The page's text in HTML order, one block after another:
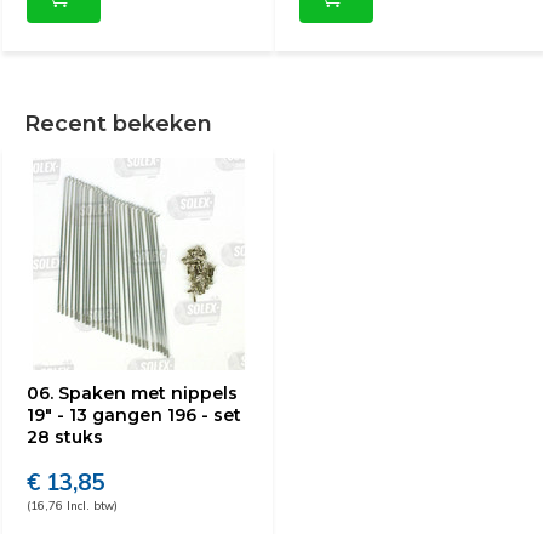
Recent bekeken
06. Spaken met nippels
19" - 13 gangen 196 - set
28 stuks
€ 13,85
(16,76 Incl. btw)